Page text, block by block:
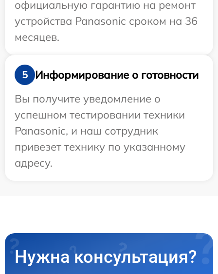
официальную гарантию на ремонт
устройства Panasonic сроком на 36
месяцев.
5
Информирование о готовности
Вы получите уведомление о
успешном тестировании техники
Panasonic, и наш сотрудник
привезет технику по указанному
адресу.
Нужна консультация?